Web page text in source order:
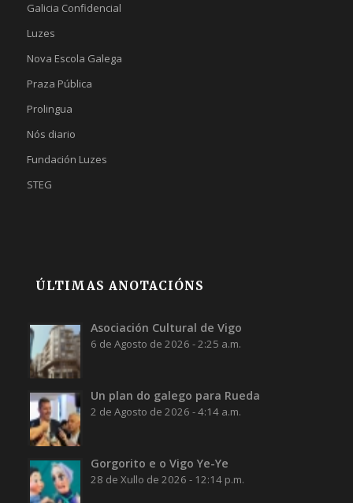
Galicia Confidencial
Luzes
Nova Escola Galega
Praza Pública
Prolingua
Nós diario
Fundación Luzes
STEG
ÚLTIMAS ANOTACIÓNS
Asociación Cultural de Vigo
6 de Agosto de 2026 - 2:25 a.m.
Un plan do galego para Rueda
2 de Agosto de 2026 - 4:14 a.m.
Gorgorito e o Vigo Ye-Ye
28 de Xullo de 2026 - 12:14 p.m.